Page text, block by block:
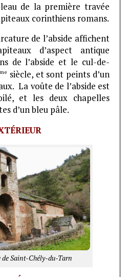
de la première travée
corinthiens romans.
de l’abside affichent
d’aspect antique
de l’abside et le cul-de-
siècle, et sont peints d’un
La voûte de l’abside est
et les deux chapelles
d’un bleu pâle.
de Saint-Chély-du-Tarn